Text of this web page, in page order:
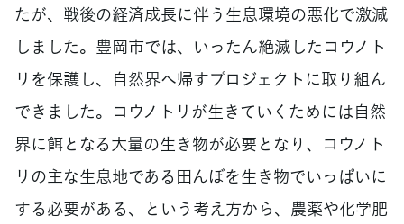
たが、戦後の経済成長に伴う生息環境の悪化で激減
しました。豊岡市では、いったん絶滅したコウノト
リを保護し、自然界へ帰すプロジェクトに取り組ん
できました。コウノトリが生きていくためには自然
界に餌となる大量の生き物が必要となり、コウノト
リの主な生息地である田んぼを生き物でいっぱいに
する必要がある、という考え方から、農薬や化学肥